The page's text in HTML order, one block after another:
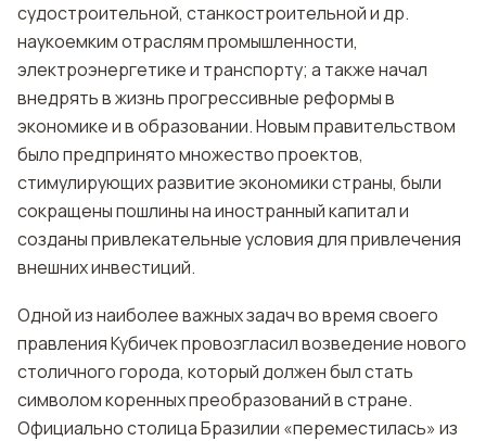
судостроительной, станкостроительной и др.
наукоемким отраслям промышленности,
электроэнергетике и транспорту; а также начал
внедрять в жизнь прогрессивные реформы в
экономике и в образовании. Новым правительством
было предпринято множество проектов,
стимулирующих развитие экономики страны, были
сокращены пошлины на иностранный капитал и
созданы привлекательные условия для привлечения
внешних инвестиций.
Одной из наиболее важных задач во время своего
правления Кубичек провозгласил возведение нового
столичного города, который должен был стать
символом коренных преобразований в стране.
Официально столица Бразилии «переместилась» из